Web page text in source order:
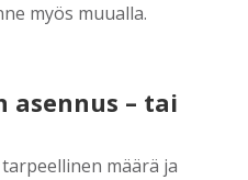
myös muualla.
asennus – tai
määrä ja